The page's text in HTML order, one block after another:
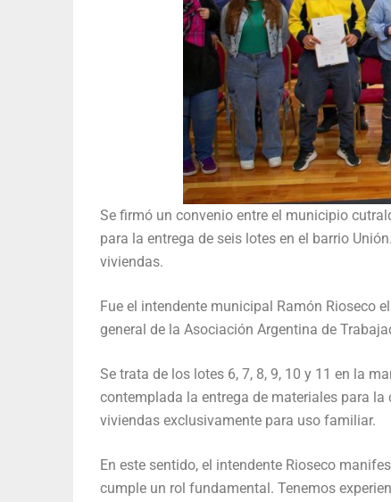
Se firmó un convenio entre el municipio
para la entrega de seis lotes en el barrio
viviendas.
Fue el intendente municipal Ramón Rioseco
general de la Asociación Argentina de
Se trata de los lotes 6, 7, 8, 9, 10 y 11 en la
contemplada la entrega de materiales para
viviendas exclusivamente para uso familiar.
En este sentido, el intendente Rioseco
cumple un rol fundamental. Tenemos